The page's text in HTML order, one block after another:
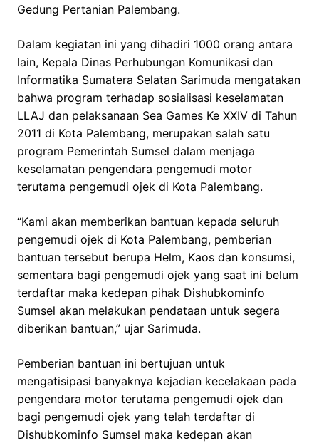
Gedung Pertanian Palembang.
Dalam kegiatan ini yang dihadiri 1000 orang antara
lain, Kepala Dinas Perhubungan Komunikasi dan
Informatika Sumatera Selatan Sarimuda mengatakan
bahwa program terhadap sosialisasi keselamatan
LLAJ dan pelaksanaan Sea Games Ke XXIV di Tahun
2011 di Kota Palembang, merupakan salah satu
program Pemerintah Sumsel dalam menjaga
keselamatan pengendara pengemudi motor
terutama pengemudi ojek di Kota Palembang.
“Kami akan memberikan bantuan kepada seluruh
pengemudi ojek di Kota Palembang, pemberian
bantuan tersebut berupa Helm, Kaos dan konsumsi,
sementara bagi pengemudi ojek yang saat ini belum
terdaftar maka kedepan pihak Dishubkominfo
Sumsel akan melakukan pendataan untuk segera
diberikan bantuan,” ujar Sarimuda.
Pemberian bantuan ini bertujuan untuk
mengatisipasi banyaknya kejadian kecelakaan pada
pengendara motor terutama pengemudi ojek dan
bagi pengemudi ojek yang telah terdaftar di
Dishubkominfo Sumsel maka kedepan akan